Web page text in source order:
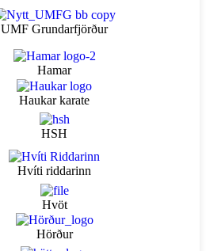
UMF Grundarfjörður
Hamar
Haukar karate
HSH
Hvíti riddarinn
Hvöt
Hörður